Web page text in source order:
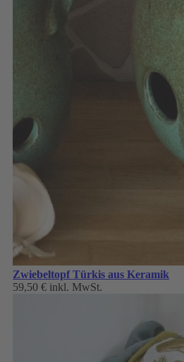
Zwiebeltopf Türkis aus Keramik
59,50 € inkl. MwSt.